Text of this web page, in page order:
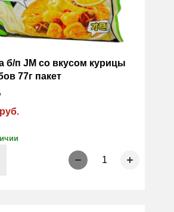
б/п JM со вкусом курицы
77г пакет
1